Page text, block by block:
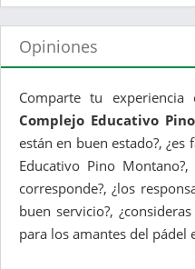
Opiniones
Comparte tu experiencia
Complejo Educativo
están en buen estado?,
Educativo Pino
corresponde?, ¿los
buen servicio?,
para los amantes del pádel